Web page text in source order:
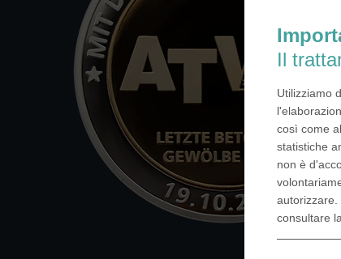
Il
Utilizziamo
così come
statistiche
non è
autorizzare.
consultare